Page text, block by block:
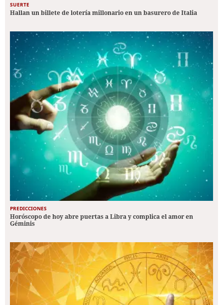
SUERTE
Hallan un billete de lotería millonario en un basurero de Italia
PREDICCIONES
Horóscopo de hoy abre puertas a Libra y complica el amor en
Géminis